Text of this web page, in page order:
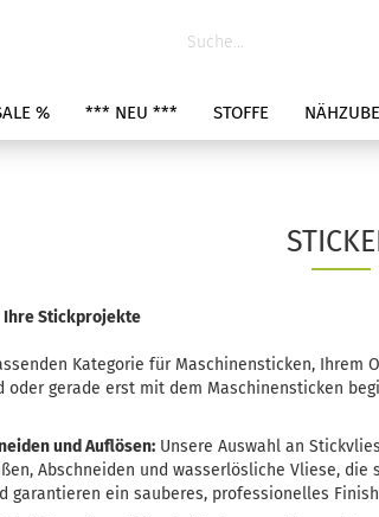
% *** NEU *** STOFFE
Ihre Stickprojekte
Kategorie für Maschinensticken, Ihrem
gerade erst mit dem Maschinensticken
und Auflösen: Unsere Auswahl an
Abschneiden und wasserlösliche Vliese,
garantieren ein sauberes, professionelles